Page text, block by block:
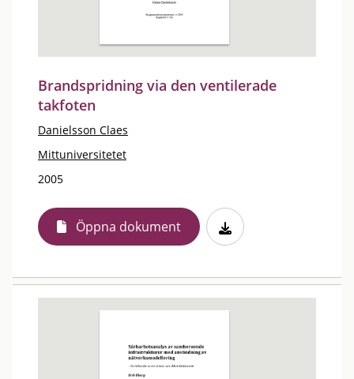
Brandspridning via den ventilerade
takfoten
Danielsson Claes
Mittuniversitetet
2005
Öppna dokument